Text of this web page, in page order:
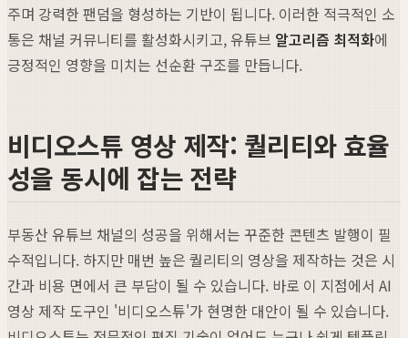
주며 강력한 팬덤을 형성하는 기반이 됩니다. 이러한 적극적인 소
통은 채널 커뮤니티를 활성화시키고, 유튜브 알고리즘 최적화에
긍정적인 영향을 미치는 선순환 구조를 만듭니다.
비디오스튜 영상 제작: 퀄리티와 효율
성을 동시에 잡는 전략
부동산 유튜브 채널의 성공을 위해서는 꾸준한 콘텐츠 발행이 필
수적입니다. 하지만 매번 높은 퀄리티의 영상을 제작하는 것은 시
간과 비용 면에서 큰 부담이 될 수 있습니다. 바로 이 지점에서 AI
영상 제작 도구인 '비디오스튜'가 현명한 대안이 될 수 있습니다.